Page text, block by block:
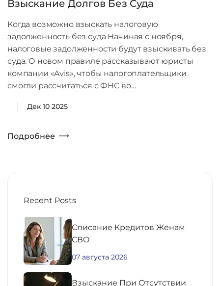
Взыскание Долгов Без Суда
Когда возможно взыскать налоговую
задолженность без суда Начиная с ноября,
налоговые задолженности будут взыскивать без
суда. О новом правиле рассказывают юристы
компании «Avis», чтобы налогоплательщики
смогли рассчитаться с ФНС во…
Дек 10 2025
Подробнее
Recent Posts
Списание Кредитов Женам
СВО
07 августа 2026
Взыскание При Отсутствии